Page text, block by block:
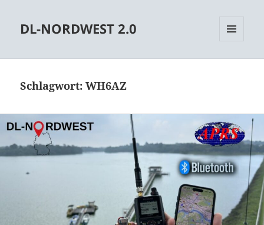
DL-NORDWEST 2.0
Schlagwort:WH6AZ